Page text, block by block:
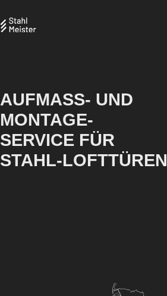
AUFMASS- UND
MONTAGE-
SERVICE FÜR
STAHL-LOFTTÜREN